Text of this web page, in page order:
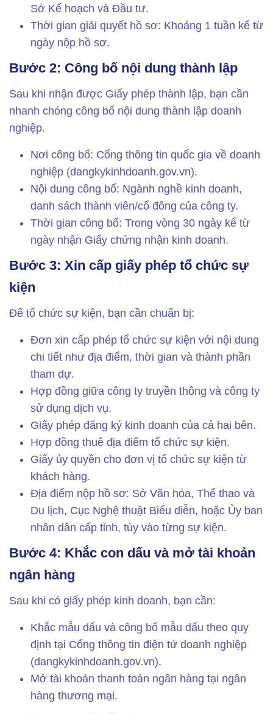
Sở Kế hoạch và Đầu tư.
Thời gian giải quyết hồ sơ: Khoảng 1 tuần kể từ
ngày nộp hồ sơ.
Bước 2: Công bố nội dung thành lập
Sau khi nhận được Giấy phép thành lập, bạn cần
nhanh chóng công bố nội dung thành lập doanh
nghiệp.
Nơi công bố: Cổng thông tin quốc gia về doanh
nghiệp (dangkykinhdoanh.gov.vn).
Nội dung công bố: Ngành nghề kinh doanh,
danh sách thành viên/cổ đông của công ty.
Thời gian công bố: Trong vòng 30 ngày kể từ
ngày nhận Giấy chứng nhận kinh doanh.
Bước 3: Xin cấp giấy phép tổ chức sự
kiện
Để tổ chức sự kiện, bạn cần chuẩn bị:
Đơn xin cấp phép tổ chức sự kiện với nội dung
chi tiết như địa điểm, thời gian và thành phần
tham dự.
Hợp đồng giữa công ty truyền thông và công ty
sử dụng dịch vụ.
Giấy phép đăng ký kinh doanh của cả hai bên.
Hợp đồng thuê địa điểm tổ chức sự kiện.
Giấy ủy quyền cho đơn vị tổ chức sự kiện từ
khách hàng.
Địa điểm nộp hồ sơ: Sở Văn hóa, Thể thao và
Du lịch, Cục Nghệ thuật Biểu diễn, hoặc Ủy ban
nhân dân cấp tỉnh, tùy vào từng sự kiện.
Bước 4: Khắc con dấu và mở tài khoản
ngân hàng
Sau khi có giấy phép kinh doanh, bạn cần:
Khắc mẫu dấu và công bố mẫu dấu theo quy
định tại Cổng thông tin điện tử doanh nghiệp
(dangkykinhdoanh.gov.vn).
Mở tài khoản thanh toán ngân hàng tại ngân
hàng thương mại.